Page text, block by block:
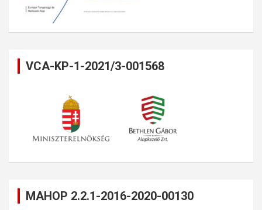
VCA-KP-1-2021/3-001568
MAHOP 2.2.1-2016-2020-00130